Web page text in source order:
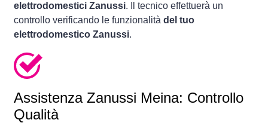
elettrodomestici Zanussi. Il tecnico effettuerà un
controllo verificando le funzionalità del tuo
elettrodomestico Zanussi.
Assistenza Zanussi Meina: Controllo
Qualità